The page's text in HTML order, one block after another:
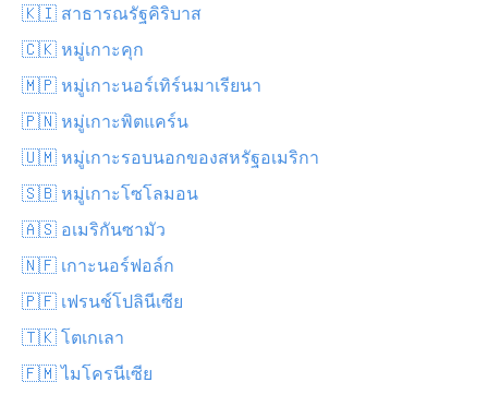
🇰🇮 สาธารณรัฐคิริบาส
🇨🇰 หมู่เกาะคุก
🇲🇵 หมู่เกาะนอร์เทิร์นมาเรียนา
🇵🇳 หมู่เกาะพิตแคร์น
🇺🇲 หมู่เกาะรอบนอกของสหรัฐอเมริกา
🇸🇧 หมู่เกาะโซโลมอน
🇦🇸 อเมริกันซามัว
🇳🇫 เกาะนอร์ฟอล์ก
🇵🇫 เฟรนช์โปลินีเซีย
🇹🇰 โตเกเลา
🇫🇲 ไมโครนีเซีย